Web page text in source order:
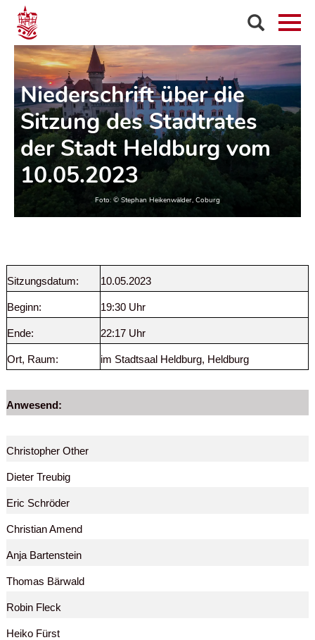
Niederschrift über die
Sitzung des Stadtrates
der Stadt Heldburg vom
10.05.2023
Sitzungsdatum: 10.05.2023
Beginn: 19:30 Uhr
Ende: 22:17 Uhr
Ort, Raum: im Stadtsaal Heldburg, Heldburg
Anwesend:
Christopher Other
Dieter Treubig
Eric Schröder
Christian Amend
Anja Bartenstein
Thomas Bärwald
Robin Fleck
Heiko Fürst